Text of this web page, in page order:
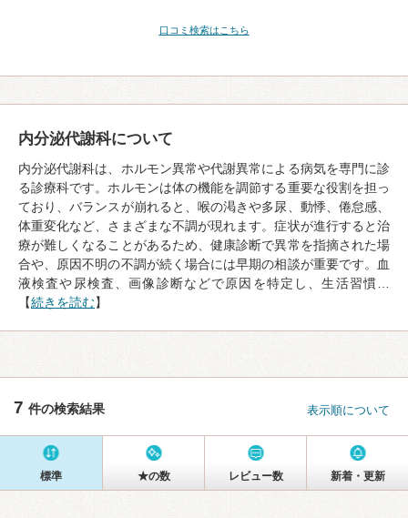
口コミ検索はこちら
内分泌代謝科について
内分泌代謝科は、ホルモン異常や代謝異常による病気を専門に診
る診療科です。ホルモンは体の機能を調節する重要な役割を担っ
ており、バランスが崩れると、喉の渇きや多尿、動悸、倦怠感、
体重変化など、さまざまな不調が現れます。症状が進行すると治
療が難しくなることがあるため、健康診断で異常を指摘された場
合や、原因不明の不調が続く場合には早期の相談が重要です。血
液検査や尿検査、画像診断などで原因を特定し、生活習慣…
【続きを読む】
7 件の検索結果 表示順について
標準 ★の数 レビュー数 新着・更新